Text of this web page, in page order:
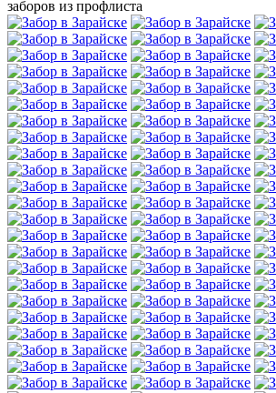
заборов из профлиста